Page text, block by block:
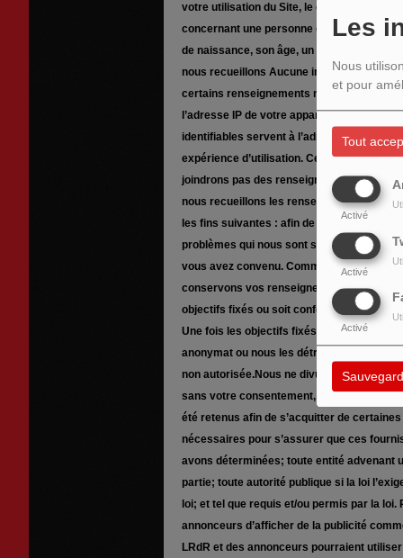
Les
Nous
et pour
Tout
Activé
Activé
Activé
votre utilisation du Site, le cas échéant.Le
concernant une personne et permettant
de naissance, son âge, un enregistrement
nous recueillons Aucune inscription n’est
certains renseignements non identifiables
l’adresse IP de votre appareil et l’heure
identifiables servent à l’administration du
expérience d’utilisation. Ces informations
joindrons pas des renseignements
nous recueillons les renseignements Les
les fins suivantes : afin de vous permettre
problèmes qui nous sont signalés; afin
vous avez convenu. Comment les
conservons vos renseignements
objectifs fixés ou soit conformément aux
Une fois les objectifs fixés atteints et les
anonymat ou nous les détruisons de
non autorisée.Nous ne divulguons jamais
sans votre consentement, à l’exception
été retenus afin de s’acquitter de
nécessaires pour s’assurer que ces
avons déterminées; toute entité advenant
partie; toute autorité publique si la loi
loi; et tel que requis et/ou permis par la
annonceurs d’afficher de la publicité
LRdR et des annonceurs pourraient